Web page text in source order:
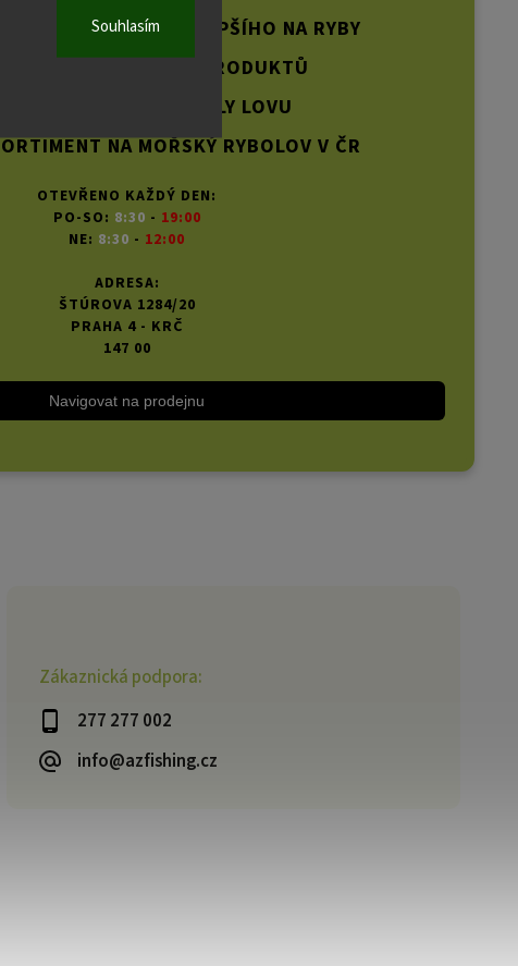
Souhlasím
Zákaznická podpora:
277 277 002
info@azfishing.cz
PLNÝCH TOHO NEJLEPŠÍHO NA RYBY
VÍCE NEŽ 20 000 PRODUKTŮ
NA VŠECHNY STYLY LOVU
NA MOŘSKÝ RYBOLOV V ČR
OTEVŘENO KAŽDÝ DEN:
PO-SO: 8:30 - 19:00
NE: 8:30 - 12:00
ADRESA:
ŠTÚROVA 1284/20
PRAHA 4 - KRČ
147 00
Navigovat na prodejnu